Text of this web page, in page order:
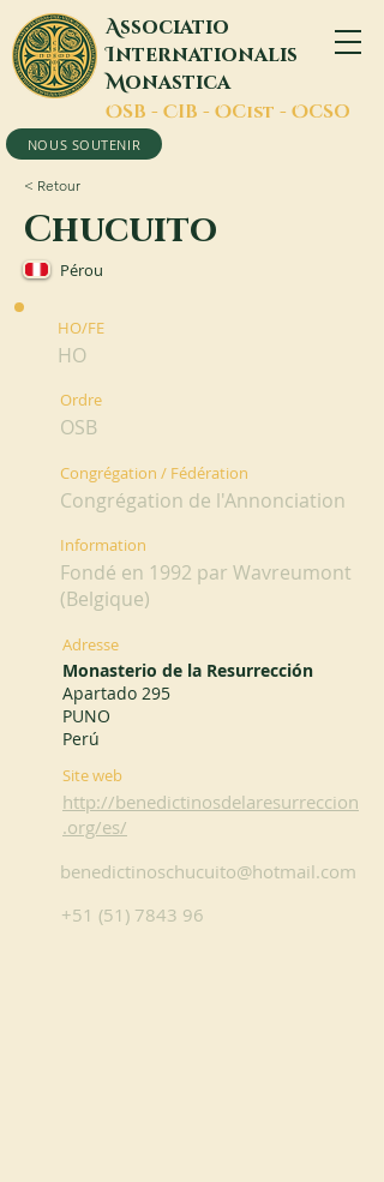
Associatio
Internationalis
Monastica
OSB - CIB - OCist - OCSO
NOUS SOUTENIR
< Retour
Chucuito
Pérou
HO/FE
HO
Ordre
OSB
Congrégation / Fédération
Congrégation de l'Annonciation
Information
Fondé en 1992 par Wavreumont
(Belgique)
Adresse
Monasterio de la Resurrección
Apartado 295
PUNO
Perú
Site web
http://benedictinosdelaresurreccion
.org/es/
benedictinoschucuito@hotmail.com
+51 (51) 7843 96